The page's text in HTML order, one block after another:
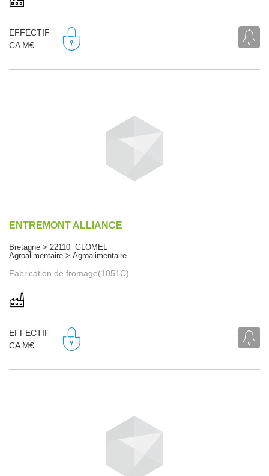
EFFECTIF
CA M€
ENTREMONT ALLIANCE
Bretagne > 22110 GLOMEL
Agroalimentaire > Agroalimentaire
Fabrication de fromage(1051C)
EFFECTIF
CA M€